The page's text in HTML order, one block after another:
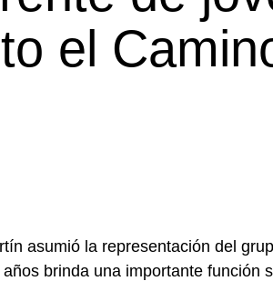
el
asumió la representación del
brinda una importante función